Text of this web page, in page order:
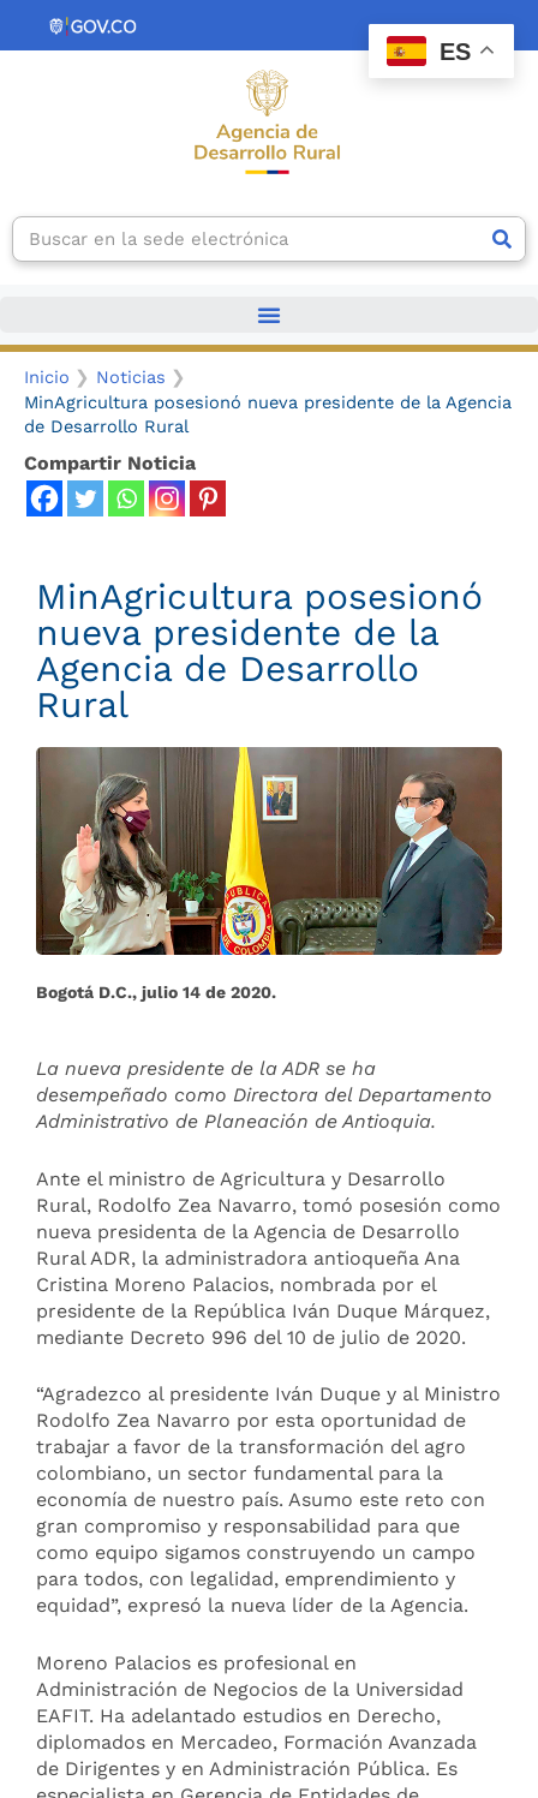
contenido
Search
Inicio
Noticias
MinAgricultura posesionó nueva presidente de la Agencia
de Desarrollo Rural
Compartir Noticia
MinAgricultura posesionó
nueva presidente de la
Agencia de Desarrollo
Rural
Bogotá D.C., julio 14 de 2020.
La nueva presidente de la ADR se ha
desempeñado como Directora del Departamento
Administrativo de Planeación de Antioquia.
Ante el ministro de Agricultura y Desarrollo
Rural, Rodolfo Zea Navarro, tomó posesión como
nueva presidenta de la Agencia de Desarrollo
Rural ADR, la administradora antioqueña Ana
Cristina Moreno Palacios, nombrada por el
presidente de la República Iván Duque Márquez,
mediante Decreto 996 del 10 de julio de 2020.
“Agradezco al presidente Iván Duque y al Ministro
Rodolfo Zea Navarro por esta oportunidad de
trabajar a favor de la transformación del agro
colombiano, un sector fundamental para la
economía de nuestro país. Asumo este reto con
gran compromiso y responsabilidad para que
como equipo sigamos construyendo un campo
para todos, con legalidad, emprendimiento y
equidad”, expresó la nueva líder de la Agencia.
Moreno Palacios es profesional en
Administración de Negocios de la Universidad
EAFIT. Ha adelantado estudios en Derecho,
diplomados en Mercadeo, Formación Avanzada
de Dirigentes y en Administración Pública. Es
ES